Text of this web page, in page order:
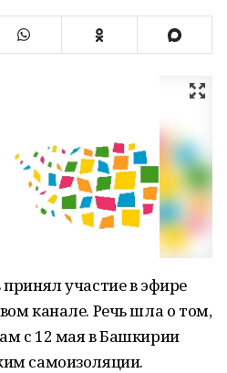
участие в эфире
канале. Речь шла о том,
с 12 мая в Башкирии
самоизоляции.